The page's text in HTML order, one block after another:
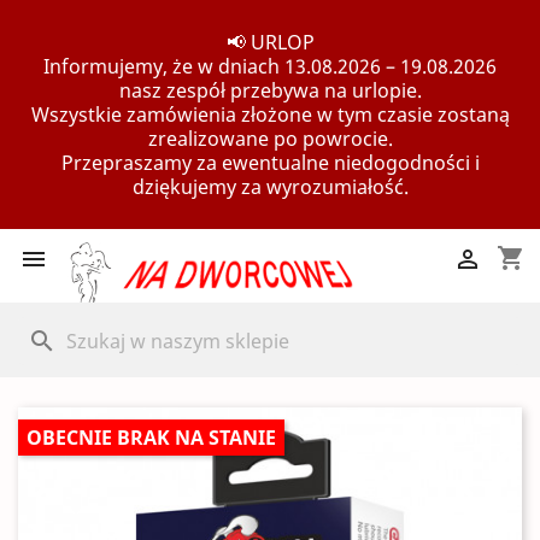
📢 URLOP
Informujemy, że w dniach 13.08.2026 – 19.08.2026
nasz zespół przebywa na urlopie.
Wszystkie zamówienia złożone w tym czasie zostaną
zrealizowane po powrocie.
Przepraszamy za ewentualne niedogodności i
dziękujemy za wyrozumiałość.
 shopping_cart

search
OBECNIE BRAK NA STANIE